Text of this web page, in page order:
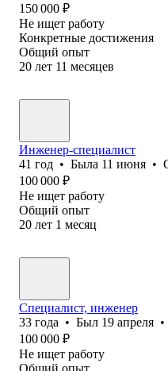
150 000 ₽
Не ищет работу
Конкретные достижения
Общий опыт
20 лет 11 месяцев
Инженер-специалист
41 год • Была 11 июня •
100 000 ₽
Не ищет работу
Общий опыт
20 лет 1 месяц
Специалист, инженер
33 года • Был 19 апреля •
100 000 ₽
Не ищет работу
Общий опыт